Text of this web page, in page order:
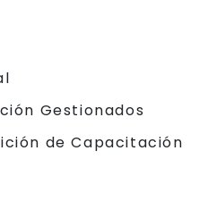
Gestionados
de Capacitación